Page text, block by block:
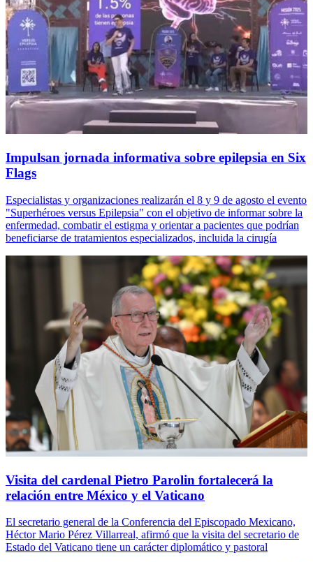
Impulsan jornada informativa sobre epilepsia en Six
Flags
Especialistas y organizaciones realizarán el 8 y 9 de agosto el evento
"Superhéroes versus Epilepsia" con el objetivo de informar sobre la
enfermedad, combatir el estigma y orientar a pacientes que podrían
beneficiarse de tratamientos especializados, incluida la cirugía
Visita del cardenal Pietro Parolin fortalecerá la
relación entre México y el Vaticano
El secretario general de la Conferencia del Episcopado Mexicano,
Héctor Mario Pérez Villarreal, afirmó que la visita del secretario de
Estado del Vaticano tiene un carácter diplomático y pastoral